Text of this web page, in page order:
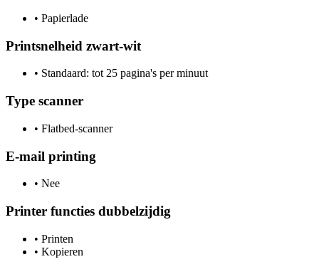
• Papierlade
Printsnelheid zwart-wit
• Standaard: tot 25 pagina's per minuut
Type scanner
• Flatbed-scanner
E-mail printing
• Nee
Printer functies dubbelzijdig
• Printen
• Kopieren